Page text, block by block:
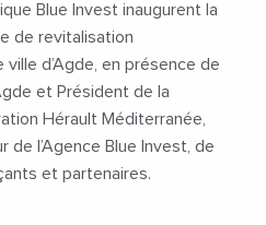
Blue Invest inaugurent la
de revitalisation
d’Agde, en présence de
et Président de la
Hérault Méditerranée,
de l’Agence Blue Invest, de
et partenaires.